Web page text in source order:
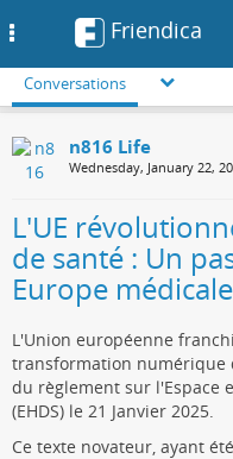
Friendica
Conversations
n816 Life
Wednesday, January 22,
L'UE
de santé : Un
Europe
L'Union européenne
transformation numérique
du règlement sur l'Espace
(EHDS) le 21 Janvier 2025.
Ce texte novateur, ayant